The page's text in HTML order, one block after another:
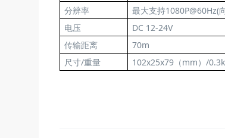
分辨率
最大支持1080P@60Hz(
电压
DC 12-24V
传输距离
70m
尺寸/重量
102x25x79（mm）/